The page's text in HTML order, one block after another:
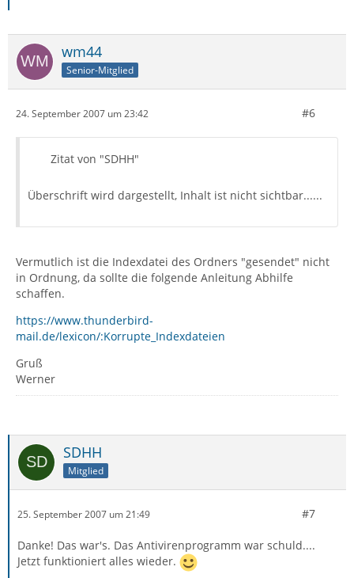
wm44
Senior-Mitglied
24. September 2007 um 23:42 #6
Zitat von "SDHH"
Überschrift wird dargestellt, Inhalt ist nicht sichtbar......
Vermutlich ist die Indexdatei des Ordners "gesendet" nicht
in Ordnung, da sollte die folgende Anleitung Abhilfe
schaffen.
https://www.thunderbird-
mail.de/lexicon/:Korrupte_Indexdateien
Gruß
Werner
SDHH
Mitglied
25. September 2007 um 21:49 #7
Danke! Das war's. Das Antivirenprogramm war schuld....
Jetzt funktioniert alles wieder.